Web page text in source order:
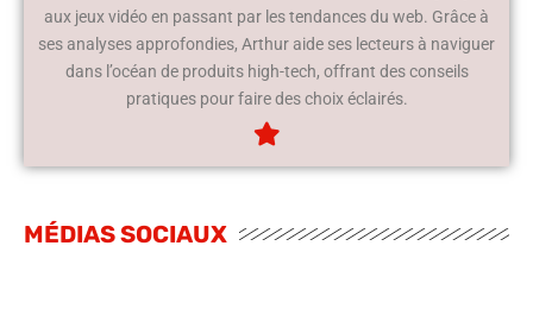
aux jeux vidéo en passant par les tendances du web. Grâce à
ses analyses approfondies, Arthur aide ses lecteurs à naviguer
dans l’océan de produits high-tech, offrant des conseils
pratiques pour faire des choix éclairés.
MÉDIAS SOCIAUX